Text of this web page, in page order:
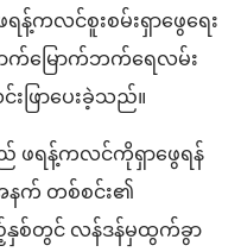
ရန့်ကလင်စူးစမ်းရှာဖွေရေး
မြောက်ဘက်ရေလမ်း
ဖြာပေးခဲ့သည်။
ရန့်ကလင်ကိုရှာဖွေရန်
က် တစ်စင်း၏
နှစ်တွင် လန်ဒန်မှထွက်ခွာ